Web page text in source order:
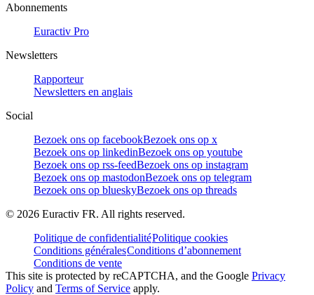
Abonnements
Euractiv Pro
Newsletters
Rapporteur
Newsletters en anglais
Social
Bezoek ons op facebookBezoek ons op x
Bezoek ons op linkedinBezoek ons op youtube
Bezoek ons op rss-feedBezoek ons op instagram
Bezoek ons op mastodonBezoek ons op telegram
Bezoek ons op blueskyBezoek ons op threads
© 2026 Euractiv FR. All rights reserved.
Politique de confidentialitéPolitique cookies
Conditions généralesConditions d’abonnement
Conditions de vente
This site is protected by reCAPTCHA, and the Google Privacy
Policy and Terms of Service apply.